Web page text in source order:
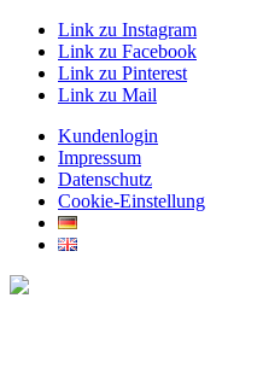
Link zu Instagram
Link zu Facebook
Link zu Pinterest
Link zu Mail
Kundenlogin
Impressum
Datenschutz
Cookie-Einstellung